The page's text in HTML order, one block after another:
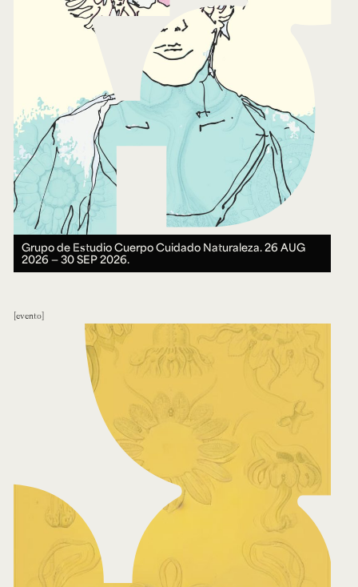
Grupo de Estudio Cuerpo Cuidado Naturaleza.26 AUG
2026 ― 30 SEP 2026.
evento